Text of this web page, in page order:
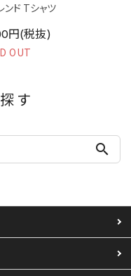
ンド Tシャツ
円(税抜)
OUT
す
search